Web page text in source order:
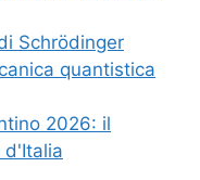
Schrödinger
quantistica
2026: il
d'Italia